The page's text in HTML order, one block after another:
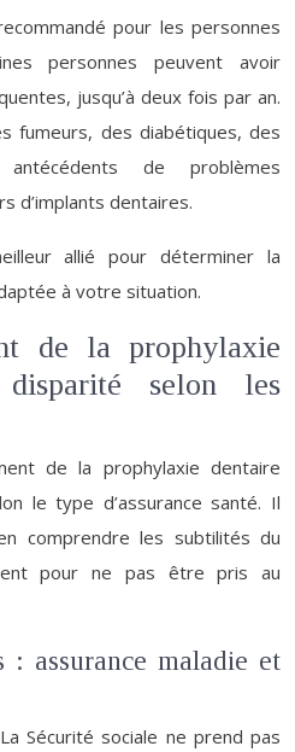
pour les personnes
personnes peuvent avoir
jusqu’à deux fois par an.
fumeurs, des diabétiques, des
de problèmes
d’implants dentaires.
allié pour déterminer la
à votre situation.
de la prophylaxie
selon les
de la prophylaxie dentaire
le type d’assurance santé. Il
comprendre les subtilités du
pour ne pas être pris au
: assurance maladie et
La Sécurité sociale ne prend pas